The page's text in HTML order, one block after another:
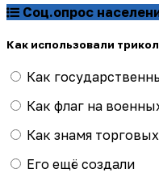
Соц.опрос
Как использовали
Как
Как флаг на
Как знамя
Его ещё создали